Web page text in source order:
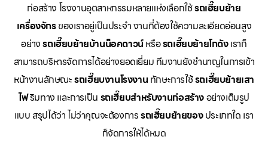
ก่อสร้าง โรงงานอุตสาหกรรมหลายแห่งเลือกใช้รถเฮี๊ยบย้าย
เครื่องจักรของเราอยู่เป็นประจำ งานที่ต้องใช้ความละเอียดอ่อนสูง
อย่างรถเฮี๊ยบย้ายบ้านน็อคดาวน์หรือรถเฮี๊ยบย้ายโกดังเราก็
สามารถบริหารจัดการได้อย่างยอดเยี่ยม ทีมงานยังชำนาญในการเข้า
หน้างานลักษณะรถเฮี๊ยบงานโรงงาน ทักษะการใช้รถเฮี๊ยบย้ายเสา
ไฟริมทาง และการเป็น รถเฮี๊ยบสำหรับงานก่อสร้างอย่างเต็มรูป
แบบ สรุปได้ว่า ไม่ว่าคุณจะต้องการรถเฮี๊ยบย้ายของประเภทใด เรา
ก็จัดการให้ได้หมด